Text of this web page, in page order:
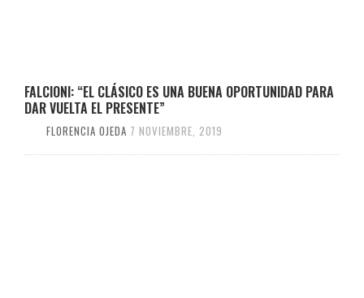
FALCIONI: “EL CLÁSICO ES UNA BUENA OPORTUNIDAD PARA
DAR VUELTA EL PRESENTE”
FLORENCIA OJEDA 7 NOVIEMBRE, 2019